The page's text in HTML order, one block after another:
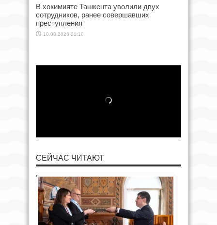
В хокимияте Ташкента уволили двух
сотрудников, ранее совершавших
преступления
10.08.2026 21:10
СЕЙЧАС ЧИТАЮТ